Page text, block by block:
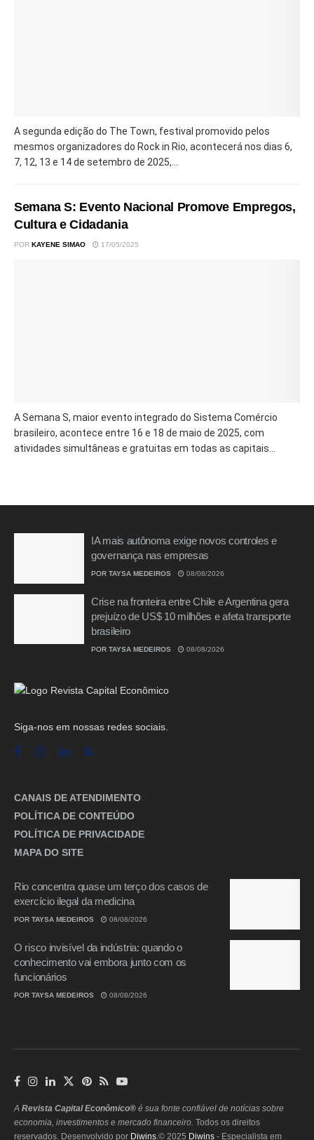
A segunda edição do The Town, festival promovido pelos
mesmos organizadores do Rock in Rio, acontecerá nos dias 6,
7, 12, 13 e 14 de setembro de 2025,...
Semana S: Evento Nacional Promove Empregos,
Cultura e Cidadania
POR KAYENE SIMAO 17/05/2025
A Semana S, maior evento integrado do Sistema Comércio
brasileiro, acontece entre 16 e 18 de maio de 2025, com
atividades simultâneas e gratuitas em todas as capitais...
IA mais autônoma exige novos controles e
governança nas empresas
POR TAYSA MEDEIROS 08/08/2026
Crise na fronteira entre Chile e Argentina gera
prejuízo de US$ 10 milhões e afeta transporte
brasileiro
POR TAYSA MEDEIROS 08/08/2026
Siga-nos em nossas redes sociais.
CANAIS DE ATENDIMENTO
POLÍTICA DE CONTEÚDO
POLÍTICA DE PRIVACIDADE
MAPA DO SITE
Rio concentra quase um terço dos casos de
exercício ilegal da medicina
POR TAYSA MEDEIROS 08/08/2026
O risco invisível da indústria: quando o
conhecimento vai embora junto com os
funcionários
POR TAYSA MEDEIROS 08/08/2026
A Revista Capital Econômico® é sua fonte confiável de notícias sobre
economia, investimentos e mercado financeiro. Todos os direitos
reservados. Desenvolvido por Diwins.© 2025 Diwins - Especialista em